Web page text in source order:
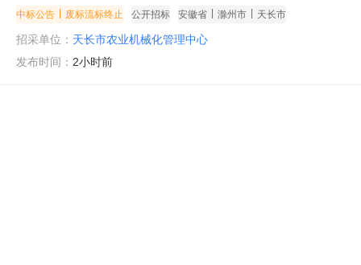
中标公告 废标流标终止 公开招标 安徽省 滁州市 天长市
招采单位： 天长市农业机械化管理中心
发布时间： 2小时前